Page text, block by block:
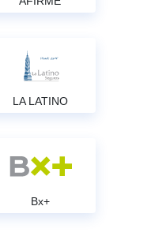
LA LATINO
Bx+